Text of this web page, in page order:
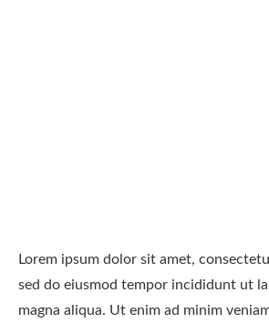
Lorem ipsum dolor sit amet,
sed do eiusmod tempor incididunt ut
magna aliqua. Ut enim ad minim